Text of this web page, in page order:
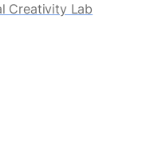
Creativity Lab